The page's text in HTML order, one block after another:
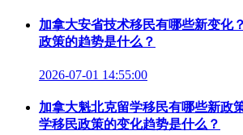
加拿大安省技术移民有哪些新变化
政策的趋势是什么？
2026-07-01 14:55:00
加拿大魁北克留学移民有哪些新政
学移民政策的变化趋势是什么？